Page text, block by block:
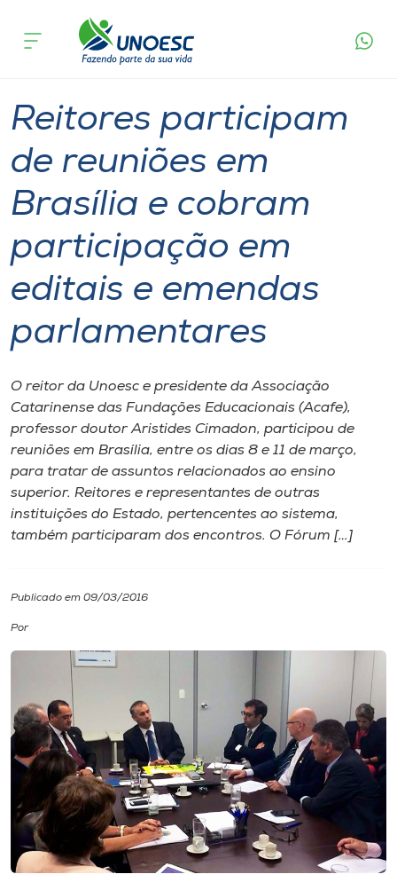
Cursos
Pesquisa
Atendimento ao Estudante
Portal de Ensino
Unoesc
Internacionalização
I.nova
Diplomados
Cultura
CPA
Biblioteca
Editora
Rádio
Museu
Unoesc
acontece
parlamentares
Reitores participam
de reuniões em
Brasília e cobram
participação em
editais e emendas
parlamentares
O reitor da Unoesc e presidente da Associação
Catarinense das Fundações Educacionais (Acafe),
professor doutor Aristides Cimadon, participou de
reuniões em Brasília, entre os dias 8 e 11 de março,
para tratar de assuntos relacionados ao ensino
superior. Reitores e representantes de outras
instituições do Estado, pertencentes ao sistema,
também participaram dos encontros. O Fórum […]
Publicado em 09/03/2016
Por